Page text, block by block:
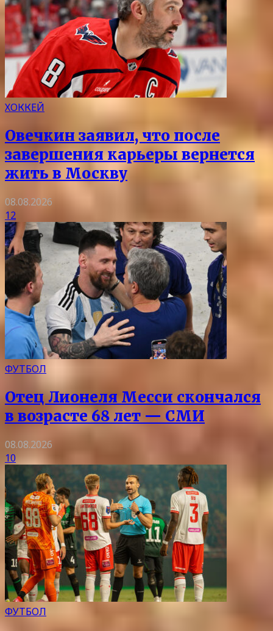
ХОККЕЙ
Овечкин заявил, что после
завершения карьеры вернется
жить в Москву
08.08.2026
12
ФУТБОЛ
Отец Лионеля Месси скончался
в возрасте 68 лет — СМИ
08.08.2026
10
ФУТБОЛ